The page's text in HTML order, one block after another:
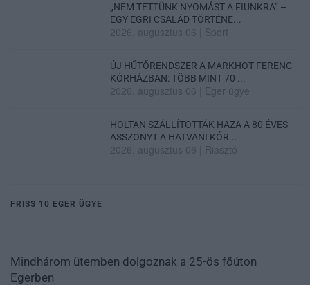
„NEM TETTÜNK NYOMÁST A FIUNKRA” –
EGY EGRI CSALÁD TÖRTÉNE...
2026. augusztus 06 Sport
ÚJ HŰTŐRENDSZER A MARKHOT FERENC
KÓRHÁZBAN: TÖBB MINT 70 ...
2026. augusztus 06 Eger ügye
HOLTAN SZÁLLÍTOTTÁK HAZA A 80 ÉVES
ASSZONYT A HATVANI KÓR...
2026. augusztus 06 Riasztó
FRISS 10 EGER ÜGYE
Mindhárom ütemben dolgoznak a 25-ös főúton
Egerben